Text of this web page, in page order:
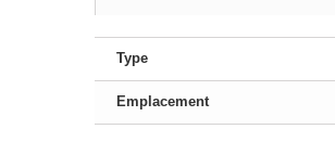
Type
Emplacement